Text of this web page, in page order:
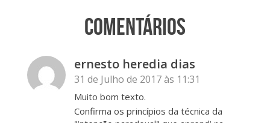
Comentários
ernesto heredia dias
31 de Julho de 2017 às 11:31
Muito bom texto.
Confirma os princípios da técnica da